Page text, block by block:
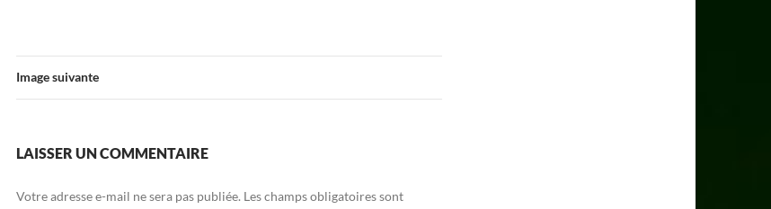
Image suivante
LAISSER UN COMMENTAIRE
Votre adresse e-mail ne sera pas publiée. Les champs obligatoires sont